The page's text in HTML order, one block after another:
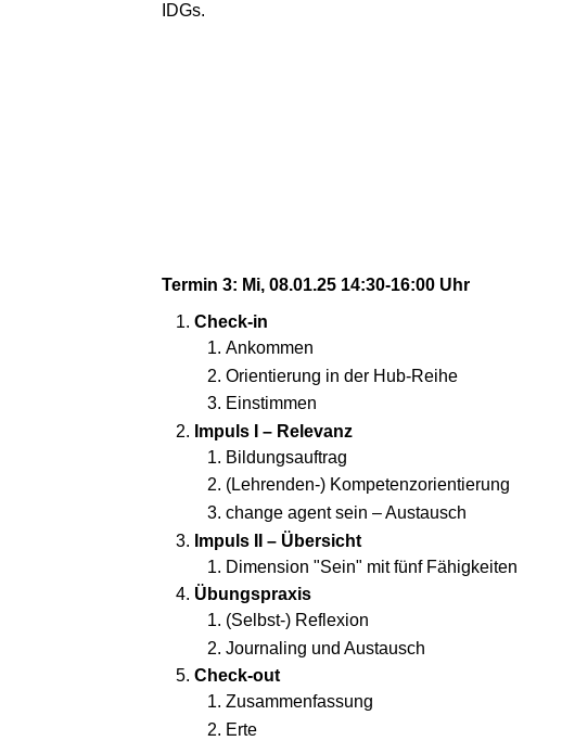
IDGs.
Termin 3: Mi, 08.01.25 14:30-16:00 Uhr
Check-in
Ankommen
Orientierung in der Hub-Reihe
Einstimmen
Impuls I – Relevanz
Bildungsauftrag
(Lehrenden-) Kompetenzorientierung
change agent sein – Austausch
Impuls II – Übersicht
Dimension "Sein" mit fünf Fähigkeiten
Übungspraxis
(Selbst-) Reflexion
Journaling und Austausch
Check-out
Zusammenfassung
Erte